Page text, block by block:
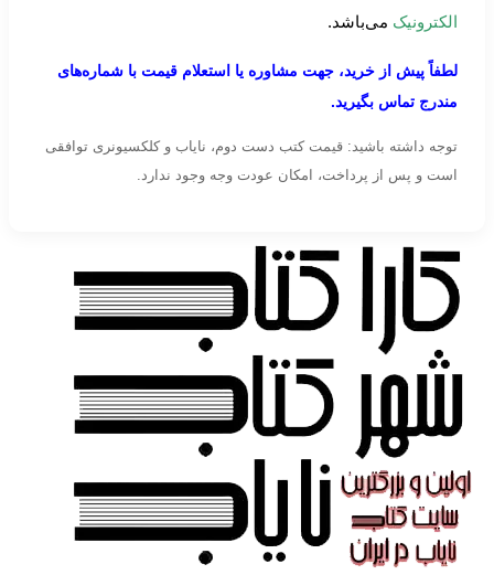
الکترونیک می‌باشد.
لطفاً پیش از خرید، جهت مشاوره یا استعلام قیمت با شماره‌های
مندرج تماس بگیرید.
توجه داشته باشید: قیمت کتب دست دوم، نایاب و کلکسیونری توافقی
است و پس از پرداخت، امکان عودت وجه وجود ندارد.